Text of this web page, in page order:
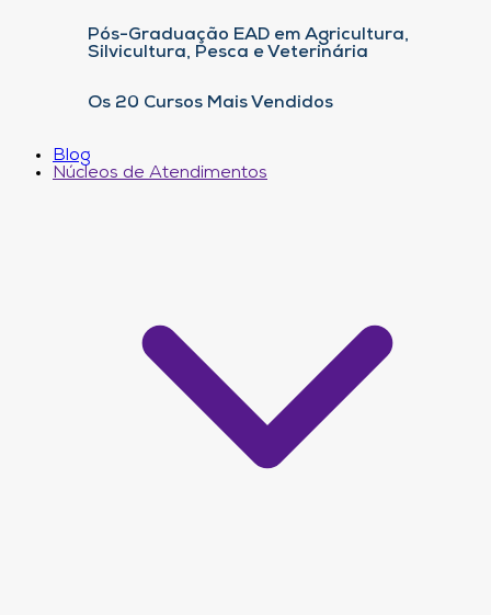
Pós-Graduação EAD em Agricultura,
Silvicultura, Pesca e Veterinária
Os 20 Cursos Mais Vendidos
Blog
Núcleos de Atendimentos